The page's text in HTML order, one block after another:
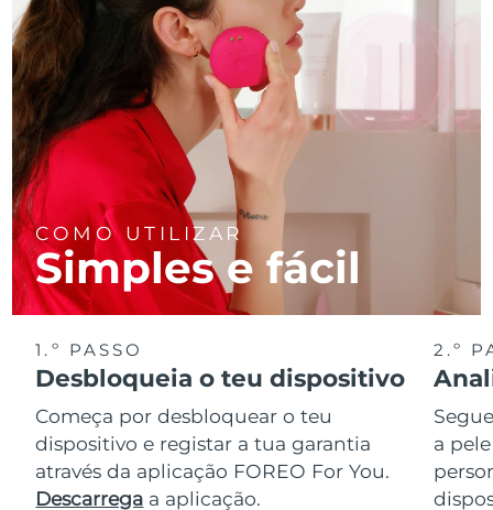
COMO UTILIZAR
Simples e fácil
1.º PASSO
Desbloqueia o teu dispositivo
Começa por desbloquear o teu
dispositivo e registar a tua garantia
através da aplicação FOREO For You.
Descarrega a aplicação.
2.º
a